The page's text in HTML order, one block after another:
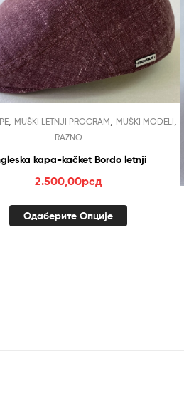
MUŠKI LETNJI PROGRAM MUŠKI MODELI
RAZNO
kapa-kačket Bordo letnji
2.500,00рсд
Одаберите Опције